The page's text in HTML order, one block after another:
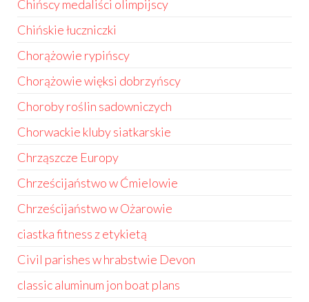
Chińscy medaliści olimpijscy
Chińskie łuczniczki
Chorążowie rypińscy
Chorążowie więksi dobrzyńscy
Choroby roślin sadowniczych
Chorwackie kluby siatkarskie
Chrząszcze Europy
Chrześcijaństwo w Ćmielowie
Chrześcijaństwo w Ożarowie
ciastka fitness z etykietą
Civil parishes w hrabstwie Devon
classic aluminum jon boat plans